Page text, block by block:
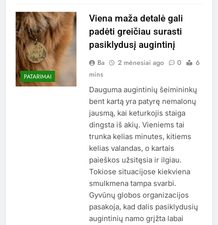
PATARIMAI
Viena maža detalė gali
padėti greičiau surasti
pasiklydusį augintinį
Ba 2 mėnesiai ago 0
6
mins
Dauguma augintinių šeimininkų
bent kartą yra patyrę nemalonų
jausmą, kai keturkojis staiga
dingsta iš akių. Vieniems tai
trunka kelias minutes, kitiems
kelias valandas, o kartais
paieškos užsitęsia ir ilgiau.
Tokiose situacijose kiekviena
smulkmena tampa svarbi.
Gyvūnų globos organizacijos
pasakoja, kad dalis pasiklydusių
augintinių namo grįžta labai